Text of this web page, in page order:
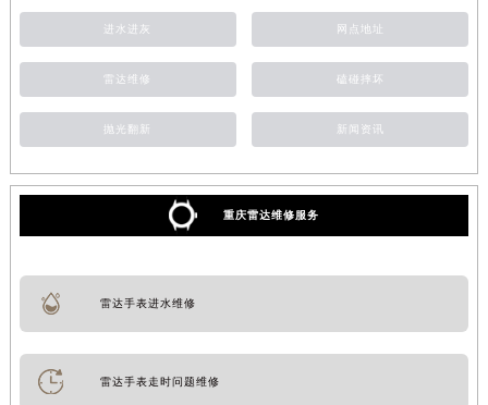
进水进灰 网点地址
雷达维修 磕碰摔坏
抛光翻新 新闻资讯
重庆雷达维修服务
雷达手表进水维修
雷达手表走时问题维修